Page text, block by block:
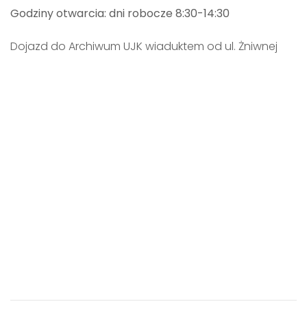
Godziny otwarcia: dni robocze 8:30-14:30
Dojazd do Archiwum UJK wiaduktem od ul. Żniwnej